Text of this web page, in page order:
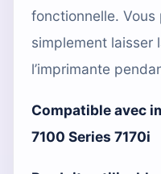
fonctionnelle.
simplement laisser
l’imprimante
Compatible avec
7100 Series 7170i